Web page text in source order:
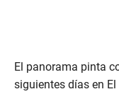
El panorama pinta
siguientes días en